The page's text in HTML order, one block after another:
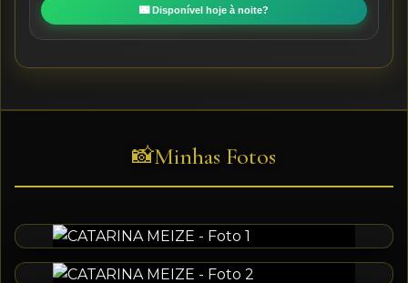
🌃 Disponível hoje à noite?
📸Minhas Fotos